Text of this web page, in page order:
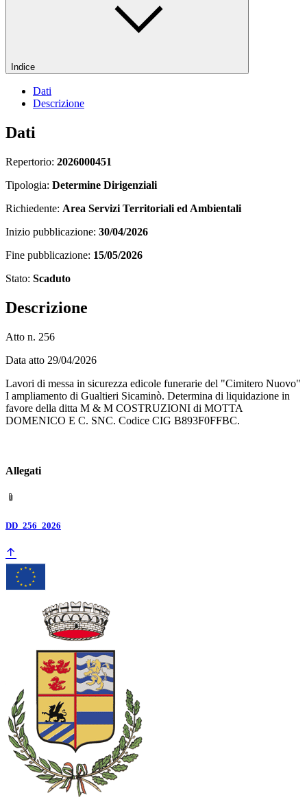
Indice
Dati
Descrizione
Dati
Repertorio: 2026000451
Tipologia: Determine Dirigenziali
Richiedente: Area Servizi Territoriali ed Ambientali
Inizio pubblicazione: 30/04/2026
Fine pubblicazione: 15/05/2026
Stato: Scaduto
Descrizione
Atto n. 256
Data atto 29/04/2026
Lavori di messa in sicurezza edicole funerarie del "Cimitero Nuovo"
I ampliamento di Gualtieri Sicaminò. Determina di liquidazione in
favore della ditta M & M COSTRUZIONI di MOTTA
DOMENICO E C. SNC. Codice CIG B893F0FFBC.
Allegati
DD_256_2026